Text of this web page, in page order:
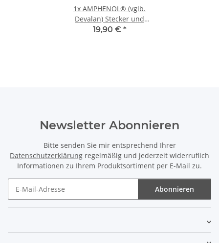
1x AMPHENOL® (vglb.
Devalan) Stecker und
Buchse für SOLAX®-X3
19,90 € *
Newsletter Abonnieren
Bitte senden Sie mir entsprechend Ihrer
Datenschutzerklärung regelmäßig und jederzeit widerruflich
Informationen zu Ihrem Produktsortiment per E-Mail zu.
Abonnieren